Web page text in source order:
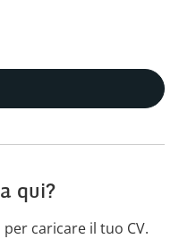
qui?
caricare il tuo CV.